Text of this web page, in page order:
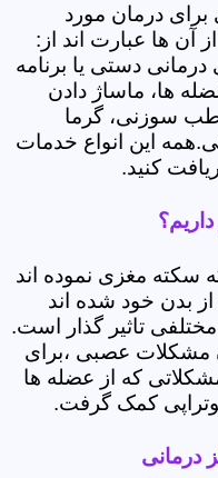
درمان مورد
آن ها عبارت اند از:
دستی یا برنامه
ها، ماساژ دادن
سوزنی، گرما
این انواع خدمات
کنید.
سکته مغزی نموده اند
بدن خود شده اند
تاثیر گذار است.
مشکلات عصبی ،برای
که از عضله ها
کمک گرفت.
درمانی